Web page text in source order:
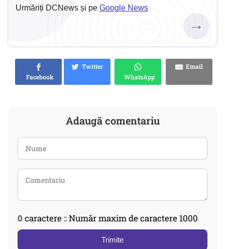
Urmăriți DCNews și pe Google News
→
Facebook
Twitter
WhatsApp
Email
Adaugă comentariu
0 caractere :: Număr maxim de caractere 1000
Trimite